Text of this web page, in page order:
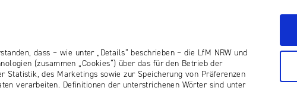
dass – wie unter „Details“ beschrieben – die LfM NRW und
(zusammen „Cookies“) über das für den Betrieb der
Statistik, des Marketings sowie zur Speicherung von Präferenzen
verarbeiten. Definitionen der unterstrichenen Wörter sind unter